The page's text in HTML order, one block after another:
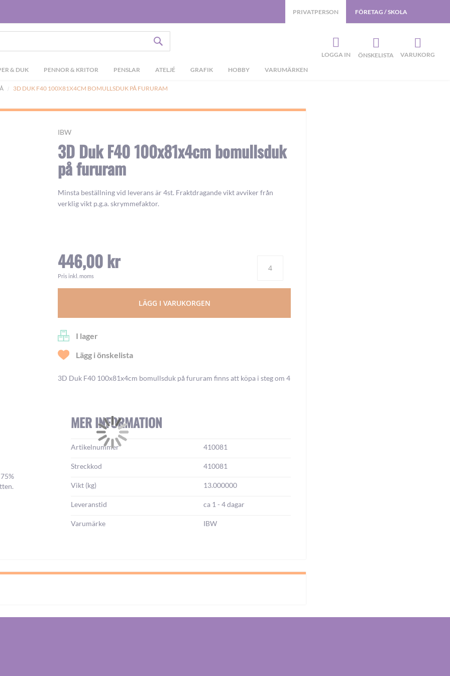
& DUK PENNOR & KRITOR PENSLAR ATELJÉ GRAFIK HOBBY VARUMÄRKEN
PRIVATPERSON FÖRETAG / SKOLA
LOGGA IN ÖNSKELISTA VARUKORG
3D DUK F40 100X81X4CM BOMULLSDUK PÅ FURURAM
IBW
3D Duk F40 100x81x4cm bomullsduk
på fururam
Minsta beställning vid leverans är 4st. Fraktdragande vikt avviker från
verklig vikt p.g.a. skrymmefaktor.
446,00 kr
Pris inkl. moms
LÄGG I VARUKORGEN
I lager
Lägg i önskelista
3D Duk F40 100x81x4cm bomullsduk på fururam finns att köpa i steg om 4
MER INFORMATION
Mer
Artikelnummer 410081
Streckkod 410081
Vikt (kg) 13.000000
Leveranstid ca 1 - 4 dagar
Varumärke IBW